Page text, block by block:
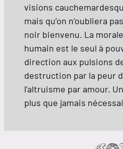
visions
mais qu’on n’oubliera
noir bienvenu. La
humain est le seul à
direction aux pulsions
destruction par la peur
l’altruisme par amour.
plus que jamais